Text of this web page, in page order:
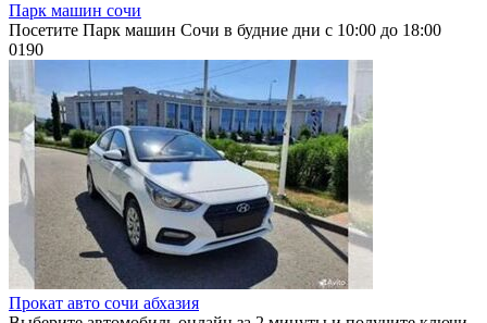
Парк машин сочи
Посетите Парк машин Сочи в будние дни с 10:00 до 18:00
0190
Прокат авто сочи абхазия